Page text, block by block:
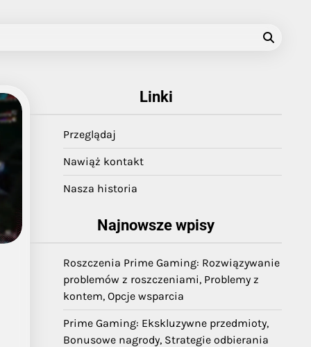
Linki
Przeglądaj
Nawiąż kontakt
Nasza historia
Najnowsze wpisy
Roszczenia Prime Gaming: Rozwiązywanie
problemów z roszczeniami, Problemy z
kontem, Opcje wsparcia
Prime Gaming: Ekskluzywne przedmioty,
Bonusowe nagrody, Strategie odbierania